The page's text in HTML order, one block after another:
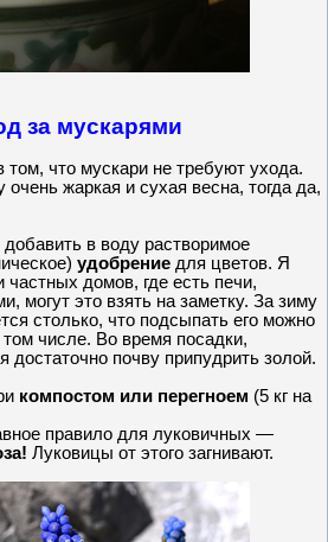
за мускарями
том, что мускари не требуют ухода.
жаркая и сухая весна, тогда да,
в воду растворимое
удобрение для цветов. Я
домов, где есть печи,
могут это взять на заметку. За зиму
столько, что подсыпать его можно
числе. Во время посадки,
достаточно почву припудрить золой.
компостом или перегноем (5 кг на
правило для луковичных —
Луковицы от этого загнивают.